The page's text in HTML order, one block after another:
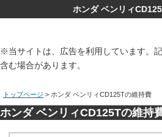
ホンダ ベンリィ
※当サイトは、広告を利用しています。
含む場合があります。
トップページ > ホンダ ベンリィCD125Tの維持費
ホンダ ベンリィCD125Tの維持